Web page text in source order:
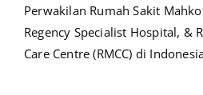
Perwakilan Rumah Sakit
Regency Specialist Hospital, &
Care Centre (RMCC) di